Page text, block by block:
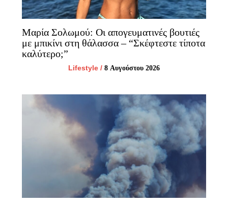
Μαρία Σολωμού: Οι απογευματινές βουτιές
με μπικίνι στη θάλασσα – “Σκέφτεστε τίποτα
καλύτερο;”
Lifestyle / 8 Αυγούστου 2026